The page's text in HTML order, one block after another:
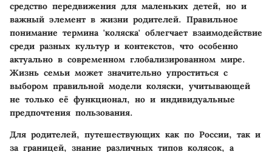
средство передвижения для маленьких детей, но и
важный элемент в жизни родителей. Правильное
понимание термина 'коляска' облегчает взаимодействие
среди разных культур и контекстов, что особенно
актуально в современном глобализированном мире.
Жизнь семьи может значительно упроститься с
выбором правильной модели коляски, учитывающей
не только её функционал, но и индивидуальные
предпочтения пользования.
Для родителей, путешествующих как по России, так и
за границей, знание различных типов колясок, а